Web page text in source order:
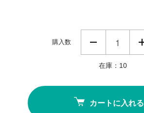
購入数
在庫：10
カートに入れる